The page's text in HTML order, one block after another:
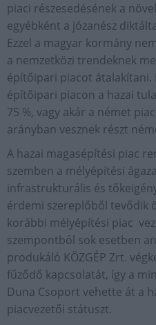
piaci részesedésének a
egyébként a józanész
Ezzel a magyar kormány
a nemzetközi trendeknek
építőipari piacot átalakítani.
építőipari piacon a hazai
75 %, vagy akár a német
arányban vesznek részt
A hazai magasépítési piac
szemben a mélyépítési
infrastrukturális és
érdemi szereplőből tevődik
korábbi mélyépítési piac
szempontból sok esetben
produkáló KÖZGÉP Zrt.
fűződő kapcsolatát, így a
Duna Csoport vehette át a
piacvezetői státuszt.